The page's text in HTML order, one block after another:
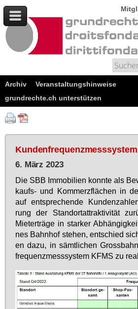
Archiv
Veranstaltungshinweise
grundrechte.ch unterstützen
6. März 2023
Die SBB Im­mo­bi­li­en konn­te als
kaufs- und Kom­merz­flä­chen in
auf ent­spre­chen­de
rung der Stand­ort­at­trak­ti­vi­tät
Miet­erträ­ge in star­ker
nes Bahn­hof ste­hen, ent­schied
en da­zu, in sämt­li­chen
fre­quenz­mess­sys­tem KFMS zu